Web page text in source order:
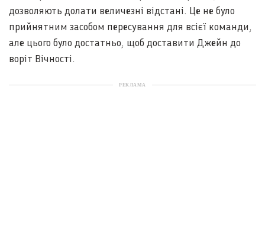
дозволяють долати величезні відстані. Це не було
прийнятним засобом пересування для всієї команди,
але цього було достатньо, щоб доставити Джейн до
воріт Вічності.
РЕКЛАМА